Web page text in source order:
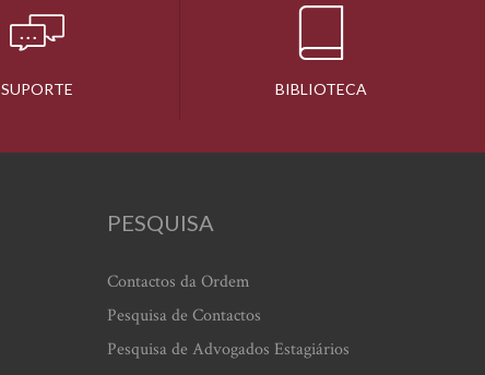
SUPORTE BIBLIOTECA
PESQUISA
Contactos da Ordem
Pesquisa de Contactos
Pesquisa de Advogados Estagiários